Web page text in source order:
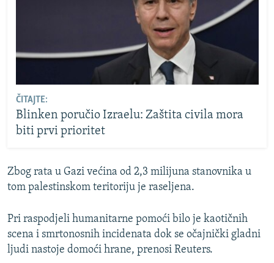
ČITAJTE:
Blinken poručio Izraelu: Zaštita civila mora
biti prvi prioritet
Zbog rata u Gazi većina od 2,3 milijuna stanovnika u
tom palestinskom teritoriju je raseljena.
Pri raspodjeli humanitarne pomoći bilo je kaotičnih
scena i smrtonosnih incidenata dok se očajnički gladni
ljudi nastoje domoći hrane, prenosi Reuters.